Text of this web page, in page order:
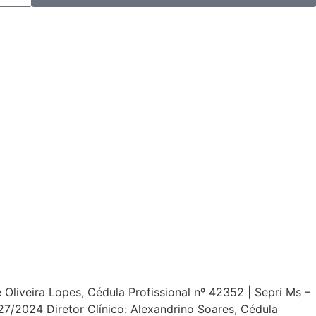
Lopes, Cédula Profissional nº 42352 | Sepri Ms –
2024 Diretor Clínico: Alexandrino Soares, Cédula